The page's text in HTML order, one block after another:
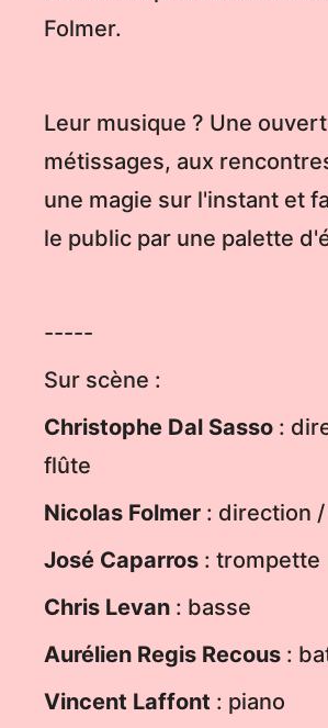
Folmer.
Leur musique ? Une
métissages, aux
une magie sur l'instant et
le public par une palette
-----
Sur scène :
Christophe Dal Sasso :
flûte
Nicolas Folmer : direction
José Caparros : trompette
Chris Levan : basse
Aurélien Regis Recous :
Vincent Laffont : piano